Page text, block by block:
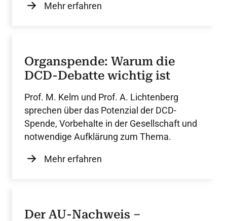
Mehr erfahren
Organspende: Warum die
DCD-Debatte wichtig ist
Prof. M. Kelm und Prof. A. Lichtenberg
sprechen über das Potenzial der DCD-
Spende, Vorbehalte in der Gesellschaft und
notwendige Aufklärung zum Thema.
Mehr erfahren
Der AU-Nachweis –